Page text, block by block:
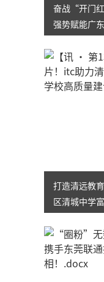
奋战“开门
强势赋能广
打造清远教
区清城中学